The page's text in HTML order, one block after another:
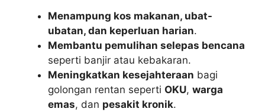
Menampung kos makanan, ubat-
ubatan, dan keperluan harian.
Membantu pemulihan selepas bencana
seperti banjir atau kebakaran.
Meningkatkan kesejahteraan bagi
golongan rentan seperti OKU, warga
emas, dan pesakit kronik.